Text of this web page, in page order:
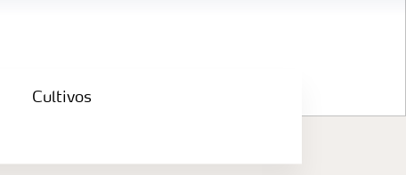
Cultivos